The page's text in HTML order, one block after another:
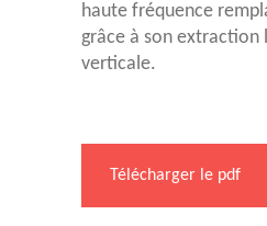
haute fréquence
grâce à son extraction
verticale.
Télécharger le pdf